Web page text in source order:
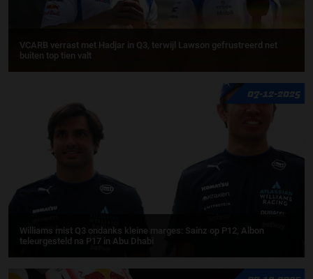
VCARB verrast met Hadjar in Q3, terwijl Lawson gefrustreerd net
buiten top tien valt
07-12-2025
Williams mist Q3 ondanks kleine marges: Sainz op P12, Albon
teleurgesteld na P17 in Abu Dhabi